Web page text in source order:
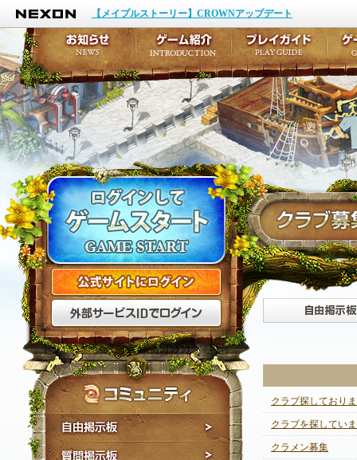
NEXON
【メイプルストーリー】CROWNアップデート
公式サイトにログイン
外部サービスIDでログ
自由掲示板
質問掲示板
クラブ探しており
クラブを探してい
クラメン募集
お知らせ
イベント
アップデート
メンテナンス
ゲーム紹介
キャラクター作成
テイルズ初級者講座
ここだけは知ってお